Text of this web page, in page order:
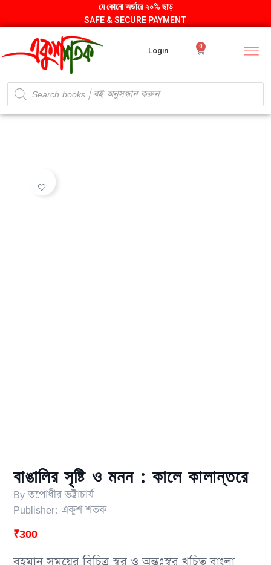
যে কোনো অর্ডারে ২০% ছাড়
SAFE & SECURE PAYMENT
Login 0
বাঙালির সৃষ্টি ও মনন : কালে কালান্তরে
Byতপোধীর ভট্টাচার্য
Publisher: একুশ শতক
₹300